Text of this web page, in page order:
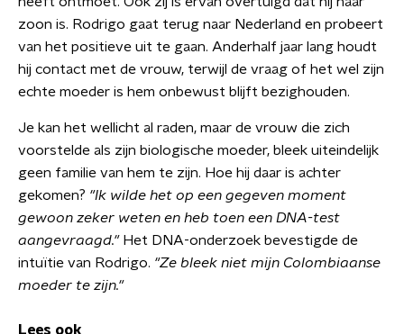
zoon is. Rodrigo gaat terug naar Nederland en probeert
van het positieve uit te gaan. Anderhalf jaar lang houdt
hij contact met de vrouw, terwijl de vraag of het wel zijn
echte moeder is hem onbewust blijft bezighouden.
Je kan het wellicht al raden, maar de vrouw die zich
voorstelde als zijn biologische moeder, bleek uiteindelijk
geen familie van hem te zijn. Hoe hij daar is achter
gekomen? "Ik wilde het op een gegeven moment
gewoon zeker weten en heb toen een DNA-test
aangevraagd." Het DNA-onderzoek bevestigde de
intuïtie van Rodrigo. "Ze bleek niet mijn Colombiaanse
moeder te zijn."
Lees ook